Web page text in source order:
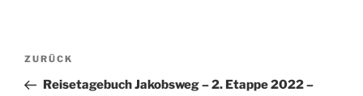
Beitragsnavigation
Vorheriger
Beitrag
ZURÜCK
Reisetagebuch Jakobsweg – 2. Etappe 2022 –